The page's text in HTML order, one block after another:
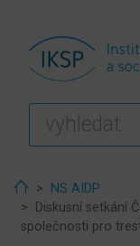
HomeNS AIDP
Diskusní setkání
společnosti pro